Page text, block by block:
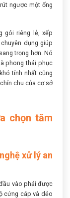
ngược một ống
gói riêng lẻ, xếp
dụng giúp
trọng hơn. Nó
phong thái phục
tính nhất cũng
chu của cơ sở
chọn tăm
xử lý an
vào phải được
cứng cáp và dẻo